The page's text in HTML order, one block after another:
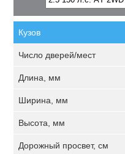
Кузов
Число дверей/мест
Длина, мм
Ширина, мм
Высота, мм
Дорожный просвет, см